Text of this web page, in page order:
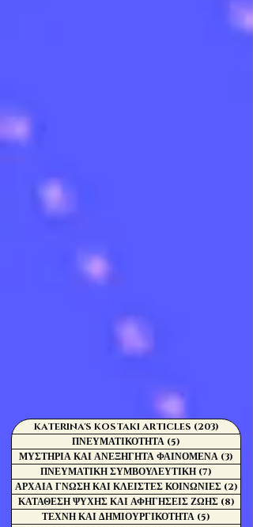
KATERINA'S KOSTAKI ARTICLES (203) 203
ΠΝΕΥΜΑΤΙΚΟΤΗΤΑ (5)
ΜΥΣΤΗΡΙΑ ΚΑΙ ΑΝΕΞΗΓΗΤΑ ΦΑΙΝΟΜΕΝΑ (3)
ΠΝΕΥΜΑΤΙΚΗ ΣΥΜΒΟΥΛΕΥΤΙΚΗ (7)
ΑΡΧΑΙΑ ΓΝΩΣΗ ΚΑΙ ΚΛΕΙΣΤΕΣ ΚΟΙΝΩΝΙΕΣ (2)
ΚΑΤΑΘΕΣΗ ΨΥΧΗΣ ΚΑΙ ΑΦΗΓΗΣΕΙΣ ΖΩΗΣ (8)
ΤΕΧΝΗ ΚΑΙ ΔΗΜΙΟΥΡΓΙΚΟΤΗΤΑ (5)